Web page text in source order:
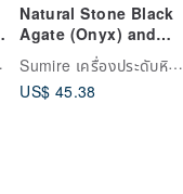
Natural Stone Black
Agate (Onyx) and
Shima Enaga
Pendant Necklace
with Gold Leaf (24K)
Sumire เครื่องประดับหินธรรมชาติและดอกไม้
US$ 45.38